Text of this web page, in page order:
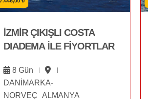
İZMİR ÇIKIŞLI COSTA
DIADEMA İLE FİYORTLAR
8 Gün
DANİMARKA-
NORVEÇ_ALMANYA